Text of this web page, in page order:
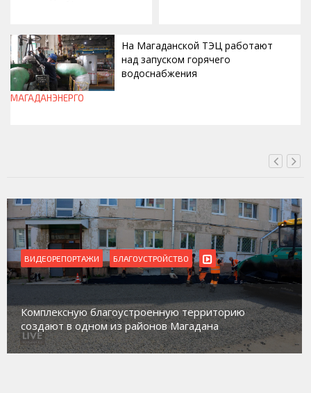
На Магаданской ТЭЦ работают
над запуском горячего
водоснабжения
МАГАДАНЭНЕРГО
ВИДЕОРЕПОРТАЖИ
Магадан присоединился к пилотному проекту по
работе с несовершеннолетними из групп
социального риска «Переправа»